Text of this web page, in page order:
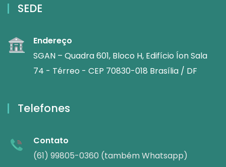
SEDE
Endereço
SGAN – Quadra 601, Bloco H, Edifício Íon Sala
74 - Térreo - CEP 70830-018 Brasília / DF
Telefones
Contato
(61) 99805-0360 (também Whatsapp)